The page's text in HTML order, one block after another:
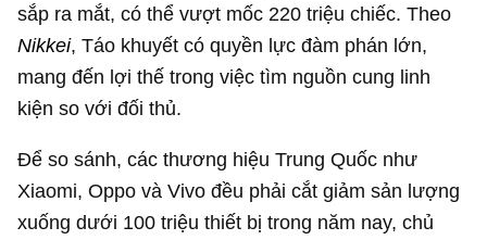
sắp ra mắt, có thể vượt mốc 220 triệu chiếc. Theo
Nikkei, Táo khuyết có quyền lực đàm phán lớn,
mang đến lợi thế trong việc tìm nguồn cung linh
kiện so với đối thủ.
Để so sánh, các thương hiệu Trung Quốc như
Xiaomi, Oppo và Vivo đều phải cắt giảm sản lượng
xuống dưới 100 triệu thiết bị trong năm nay, chủ